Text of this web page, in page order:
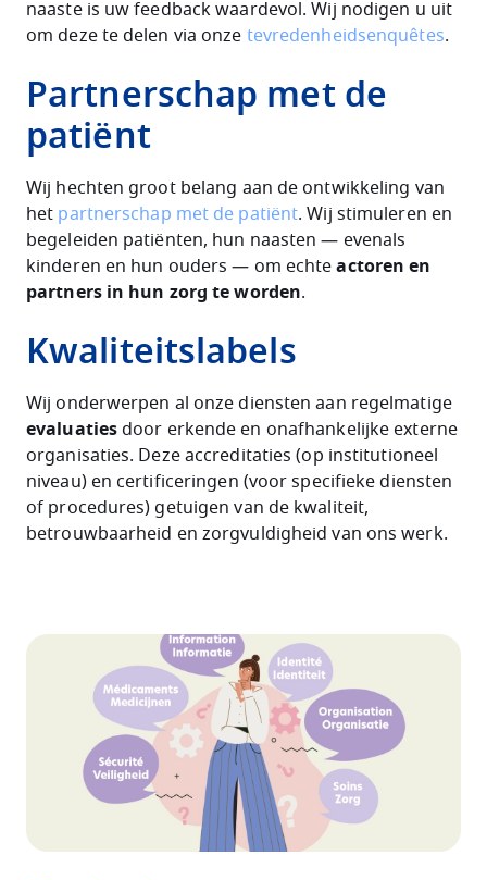
naaste is uw feedback waardevol. Wij nodigen u uit
om deze te delen via onze tevredenheidsenquêtes.
Partnerschap met de
patiënt
Wij hechten groot belang aan de ontwikkeling van
het partnerschap met de patiënt. Wij stimuleren en
begeleiden patiënten, hun naasten — evenals
kinderen en hun ouders — om echteactoren en
partners in hun zorg te worden.
Kwaliteitslabels
Wij onderwerpen al onze diensten aan regelmatige
evaluaties door erkende en onafhankelijke externe
organisaties. Deze accreditaties (op institutioneel
niveau) en certificeringen (voor specifieke diensten
of procedures) getuigen van de kwaliteit,
betrouwbaarheid en zorgvuldigheid van ons werk.
Image